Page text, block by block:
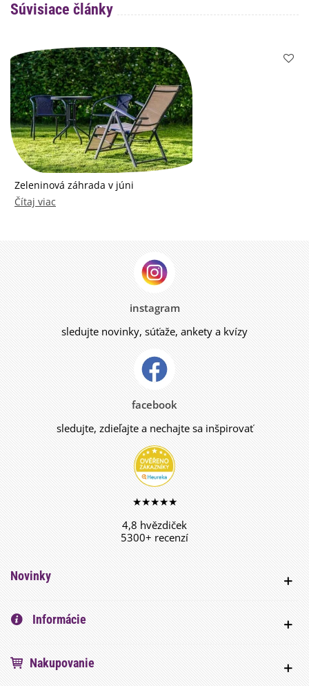
Súvisiace články
Zeleninová záhrada v júni
Čítaj viac
instagram
sledujte novinky, súťaže, ankety a kvízy
facebook
sledujte, zdieľajte a nechajte sa inšpirovať
★★★★★
4,8 hvězdiček
5300+ recenzí
Novinky
Informácie
Nakupovanie